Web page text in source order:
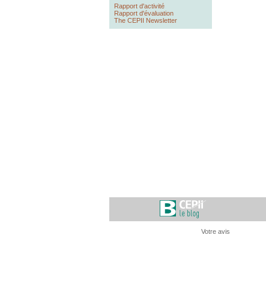
Rapport d'activité
Rapport d'évaluation
The CEPII Newsletter
Votre avis